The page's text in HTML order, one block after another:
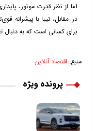
اما از نظر قدرت موتور،
در مقابل، تیبا با پیشرانه
برای کسانی است که به دنبال
منبع: اقتصاد آنلاین
پرونده ویژه